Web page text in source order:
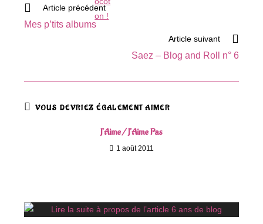
Read
articles
Article précédent
Mes p’tits albums
Article suivant
Saez – Blog and Roll n° 6
VOUS DEVRIEZ ÉGALEMENT AIMER
J’Aime / J’Aime Pas
1 août 2011